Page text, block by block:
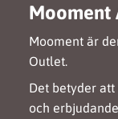
Mooment
Mooment är
Outlet.
Det betyder
och